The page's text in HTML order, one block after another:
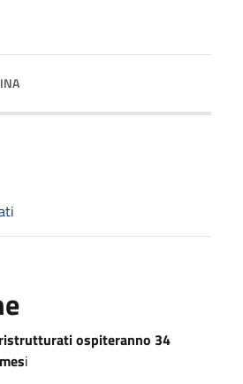
ospiteranno 34
i